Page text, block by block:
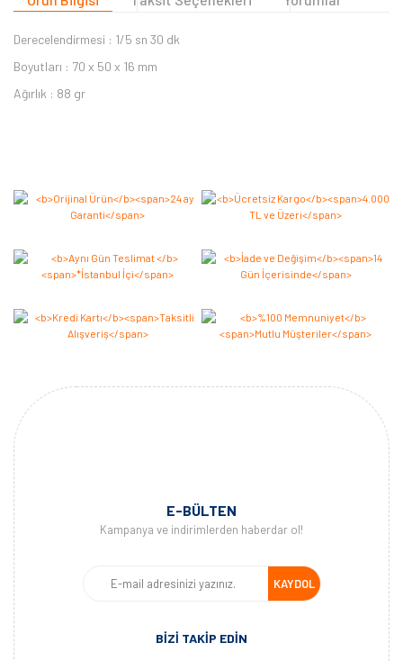
Derecelendirmesi : 1/5 sn 30 dk
Boyutları : 70 x 50 x 16 mm
Ağırlık : 88 gr
E-BÜLTEN
Kampanya ve indirimlerden haberdar ol!
KAYDOL
BİZİ TAKİP EDİN